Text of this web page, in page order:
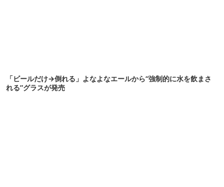
「ビールだけ→倒れる」よなよなエールから“強制的に水を飲まさ
れる”グラスが発売